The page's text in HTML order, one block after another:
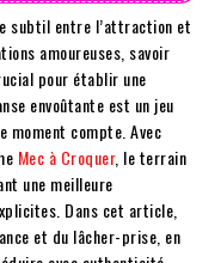
subtil entre l’attraction et
amoureuses, savoir
pour établir une
envoûtante est un jeu
moment compte. Avec
Mec à Croquer, le terrain
une meilleure
Dans cet article,
et du lâcher-prise, en